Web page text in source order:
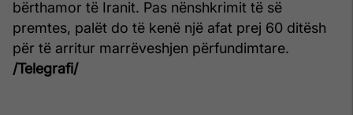
bërthamor të Iranit. Pas nënshkrimit të së
premtes, palët do të kenë një afat prej 60 ditësh
për të arritur marrëveshjen përfundimtare.
/Telegrafi/